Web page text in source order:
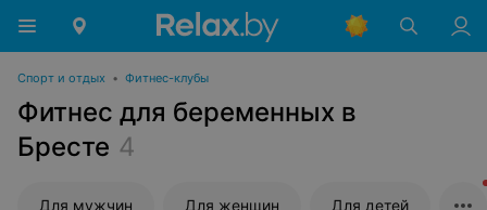
Спорт и отдых • Фитнес-клубы
Фитнес для беременных в
Бресте 4
Для мужчин Для женщин Для детей